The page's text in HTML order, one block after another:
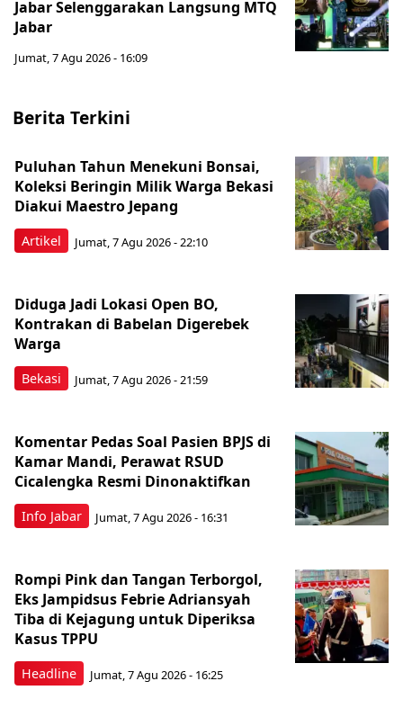
Jabar Selenggarakan Langsung MTQ
Jabar
Jumat, 7 Agu 2026 - 16:09
Berita Terkini
Artikel
Puluhan Tahun Menekuni Bonsai,
Koleksi Beringin Milik Warga Bekasi
Diakui Maestro Jepang
Jumat, 7 Agu 2026 - 22:10
Bekasi
Diduga Jadi Lokasi Open BO,
Kontrakan di Babelan Digerebek
Warga
Jumat, 7 Agu 2026 - 21:59
Info Jabar
Komentar Pedas Soal Pasien BPJS di
Kamar Mandi, Perawat RSUD
Cicalengka Resmi Dinonaktifkan
Jumat, 7 Agu 2026 - 16:31
Headline
Rompi Pink dan Tangan Terborgol,
Eks Jampidsus Febrie Adriansyah
Tiba di Kejagung untuk Diperiksa
Kasus TPPU
Jumat, 7 Agu 2026 - 16:25